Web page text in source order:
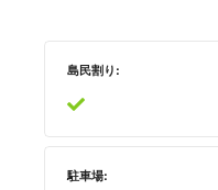
島民割り
駐車場